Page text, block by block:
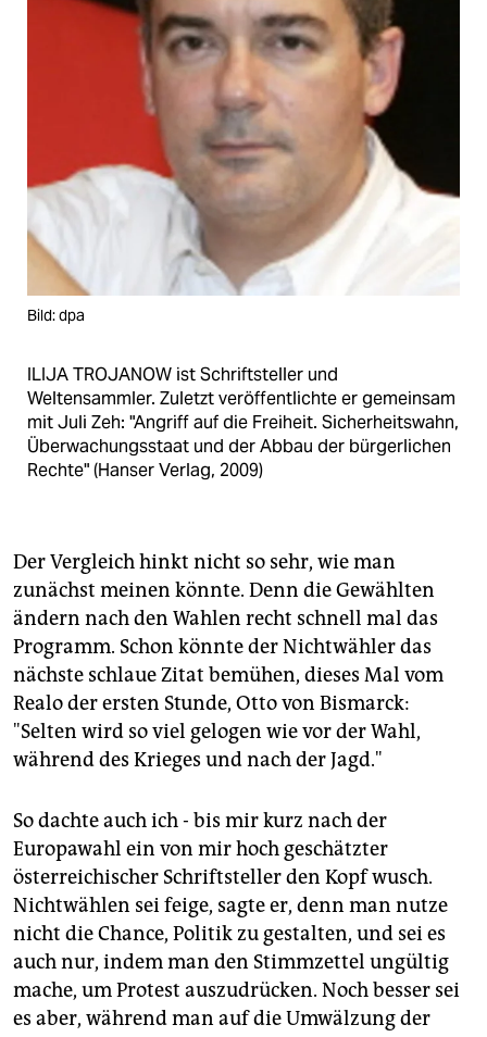
Bild: dpa
ILIJA TROJANOW ist Schriftsteller und
Weltensammler. Zuletzt veröffentlichte er gemeinsam
mit Juli Zeh: "Angriff auf die Freiheit. Sicherheitswahn,
Überwachungsstaat und der Abbau der bürgerlichen
Rechte" (Hanser Verlag, 2009)
Der Vergleich hinkt nicht so sehr, wie man
zunächst meinen könnte. Denn die Gewählten
ändern nach den Wahlen recht schnell mal das
Programm. Schon könnte der Nichtwähler das
nächste schlaue Zitat bemühen, dieses Mal vom
Realo der ersten Stunde, Otto von Bismarck:
"Selten wird so viel gelogen wie vor der Wahl,
während des Krieges und nach der Jagd."
So dachte auch ich - bis mir kurz nach der
Europawahl ein von mir hoch geschätzter
österreichischer Schriftsteller den Kopf wusch.
Nichtwählen sei feige, sagte er, denn man nutze
nicht die Chance, Politik zu gestalten, und sei es
auch nur, indem man den Stimmzettel ungültig
mache, um Protest auszudrücken. Noch besser sei
es aber, während man auf die Umwälzung der